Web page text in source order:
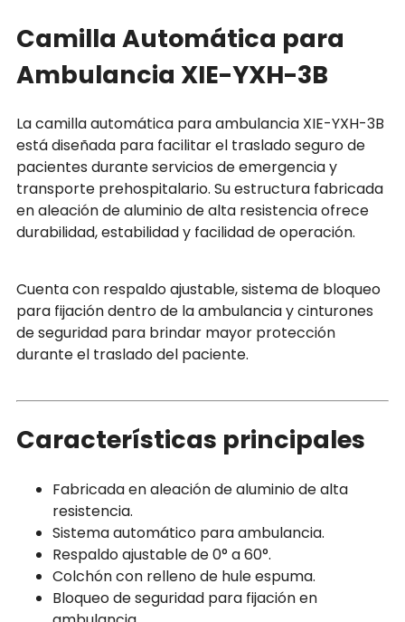
Camilla Automática para
Ambulancia XIE-YXH-3B
La camilla automática para ambulancia XIE-YXH-3B
está diseñada para facilitar el traslado seguro de
pacientes durante servicios de emergencia y
transporte prehospitalario. Su estructura fabricada
en aleación de aluminio de alta resistencia ofrece
durabilidad, estabilidad y facilidad de operación.
Cuenta con respaldo ajustable, sistema de bloqueo
para fijación dentro de la ambulancia y cinturones
de seguridad para brindar mayor protección
durante el traslado del paciente.
Características principales
Fabricada en aleación de aluminio de alta
resistencia.
Sistema automático para ambulancia.
Respaldo ajustable de 0° a 60°.
Colchón con relleno de hule espuma.
Bloqueo de seguridad para fijación en